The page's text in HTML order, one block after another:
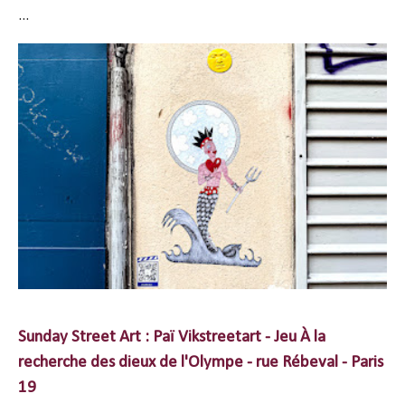
...
Sunday Street Art : Paï Vikstreetart - Jeu À la
recherche des dieux de l'Olympe - rue Rébeval - Paris
19